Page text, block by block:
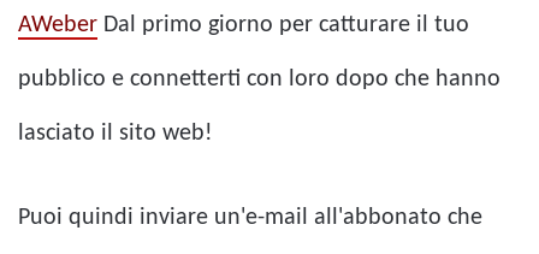
AWeber Dal primo giorno per catturare il tuo
pubblico e connetterti con loro dopo che hanno
lasciato il sito web!
Puoi quindi inviare un'e-mail all'abbonato che